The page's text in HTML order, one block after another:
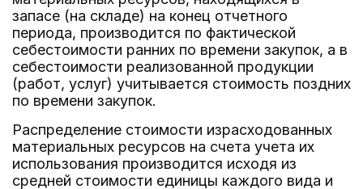
запасе (на складе) на конец отчетного
периода, производится по фактической
себестоимости ранних по времени закупок, а в
себестоимости реализованной продукции
(работ, услуг) учитывается стоимость поздних
по времени закупок.
Распределение стоимости израсходованных
материальных ресурсов на счета учета их
использования производится исходя из
средней стоимости единицы каждого вида и